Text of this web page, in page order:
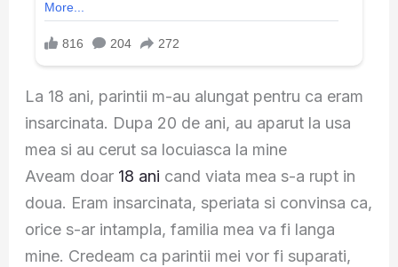
La 18 ani, parintii m-au alungat pentru ca eram
insarcinata. Dupa 20 de ani, au aparut la usa
mea si au cerut sa locuiasca la mine
Aveam doar 18 ani cand viata mea s-a rupt in
doua. Eram insarcinata, speriata si convinsa ca,
orice s-ar intampla, familia mea va fi langa
mine. Credeam ca parintii mei vor fi suparati,